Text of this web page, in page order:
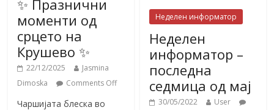
✨ Празнични
моменти од
срцето на
Крушево ✨
22/12/2025
Jasmina
Dimoska
Comments Off
Чаршијата блеска во
Неделен информатор
Неделен
информатор –
последна
седмица од мај
30/05/2022
User